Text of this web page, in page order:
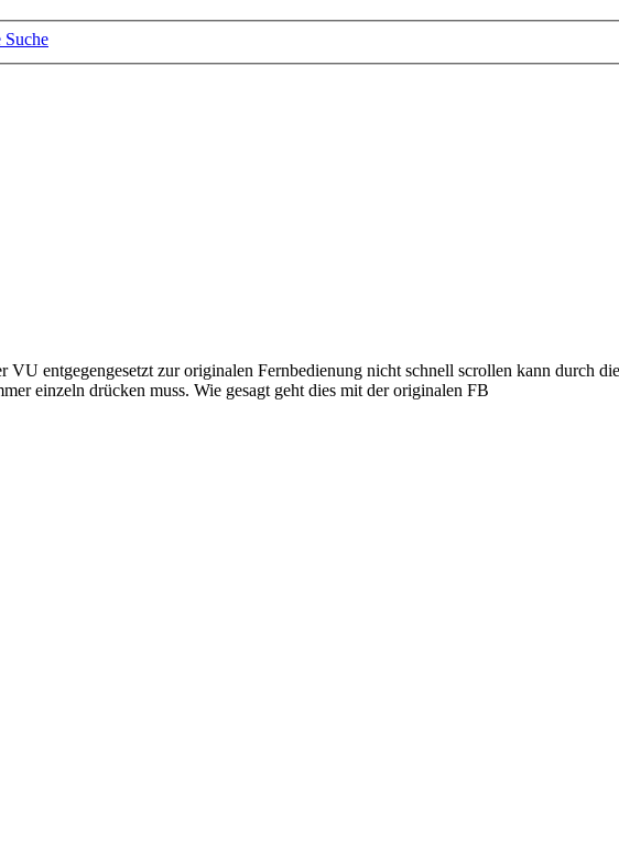
Suche
VU entgegengesetzt zur originalen Fernbedienung nicht schnell scrollen kann durch
einzeln drücken muss. Wie gesagt geht dies mit der originalen FB